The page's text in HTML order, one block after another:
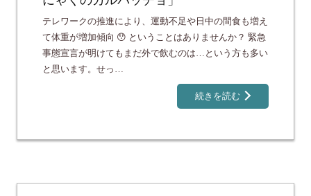
テレワークの推進により、運動不足や日中の間食も増え
て体重が増加傾向 😯 ということはありませんか？ 緊急
事態宣言が明けてもまだ外で飲むのは…という方も多い
と思います。せっ…
続きを読む